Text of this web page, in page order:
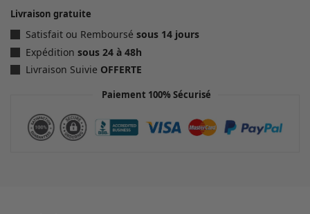
Livraison gratuite
Satisfait ou Remboursé sous 14 jours
Expédition sous 24 à 48h
Livraison Suivie OFFERTE
Paiement 100% Sécurisé